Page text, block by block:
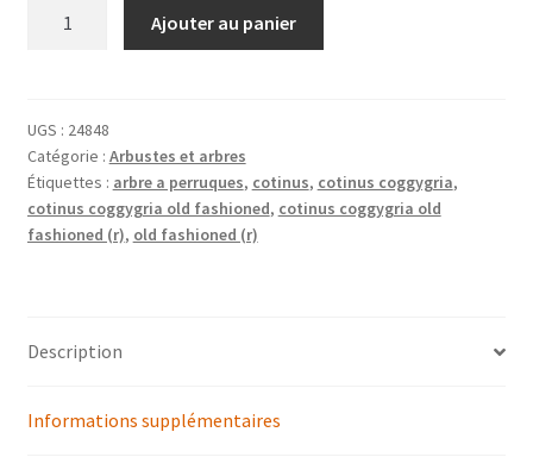
'Old
Fashioned'
(R)
Ajouter au panier
UGS : 24848
Catégorie : Arbustes et arbres
Étiquettes : arbre a perruques, cotinus, cotinus coggygria,
cotinus coggygria old fashioned, cotinus coggygria old
fashioned (r), old fashioned (r)
Description
Informations supplémentaires